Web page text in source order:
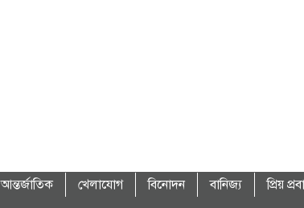
আন্তর্জাতিক খেলাযোগ বিনোদন বানিজ্য প্রিয়